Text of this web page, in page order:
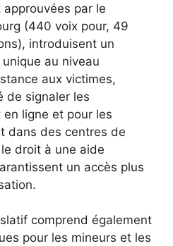
par le
(440 voix pour, 49
introduisent un
au niveau
aux victimes,
de signaler les
ligne et pour les
dans des centres de
droit à une aide
un accès plus
comprend également
pour les mineurs et les